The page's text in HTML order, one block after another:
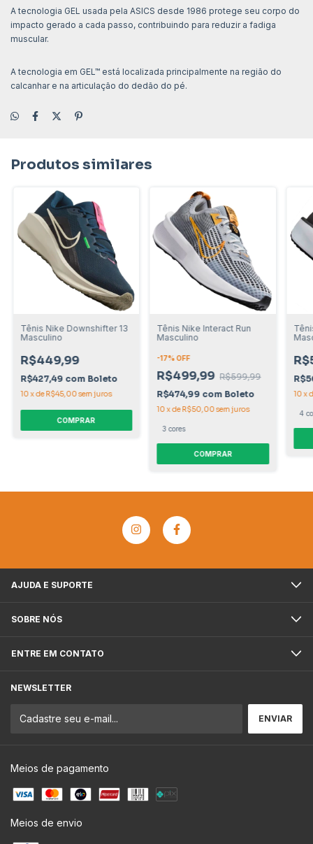
A tecnologia GEL usada pela ASICS desde 1986 protege seu corpo do
impacto gerado a cada passo, contribuindo para reduzir a fadiga
muscular.
A tecnologia em GEL™ está localizada principalmente na região do
calcanhar e na articulação do dedão do pé.
Produtos similares
Tênis Nike Downshifter 13
Masculino
R$449,99
R$427,49 com Boleto
10xdeR$45,00sem juros
COMPRAR
Tênis Nike Interact Run
Masculino
-17% OFF
R$499,99 R$599,99
R$474,99 com Boleto
10xdeR$50,00sem juros
3 cores
COMPRAR
10x
4
AJUDA E SUPORTE
SOBRE NÓS
ENTRE EM CONTATO
NEWSLETTER
Meios de pagamento
Meios de envio